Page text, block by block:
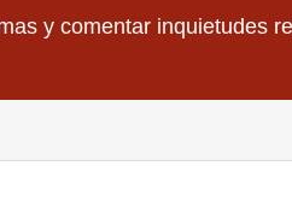
y comentar inquietudes